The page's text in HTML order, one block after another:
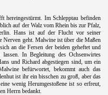
hereingestürmt. Im Schlepptau befinden
auf der Walz vom Rhein bis zur Pfalz,
Hans ist auf der Flucht vor seiner
geht. Malwine ist über die Maßen
an die Fersen der beiden geheftet und
In Begleitung des Ochsenwirtes
und Richard abgestiegen sind, um ein
befürwortet, bekommt auch das
ist ihr ein bisschen zu groß, aber das
wenig Herumgestoßene ist so erfreut,
Herrn bedankt.